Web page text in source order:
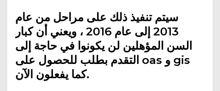
سيتم تنفيذ ذلك على مراحل من عام
2013 إلى عام 2016 ، ويعني أن كبار
السن المؤهلين لن يكونوا في حاجة إلى
التقدم بطلب للحصول على oas و gis
كما يفعلون الآن.